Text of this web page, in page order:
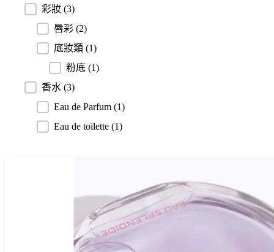
分類彩妝 (3)
唇彩 (2)
底妝類 (1)
粉底 (1)
香水 (3)
Eau de Parfum (1)
Eau de toilette (1)